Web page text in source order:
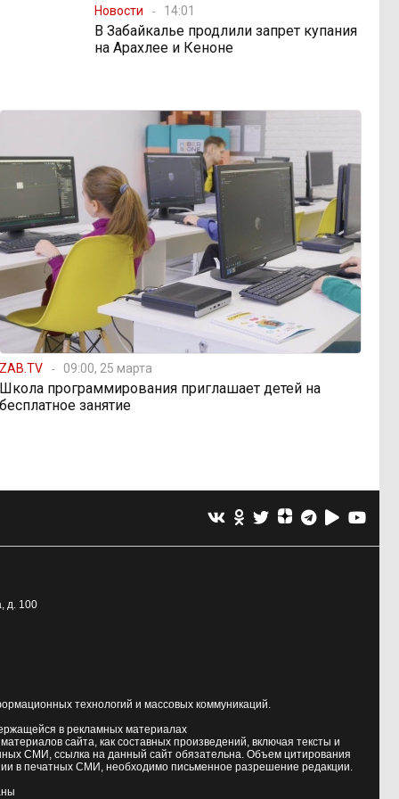
Новости 14:01
В Забайкалье продлили запрет купания
на Арахлее и Кеноне
ZAB.TV 09:00, 25 марта
Школа программирования приглашает детей на
бесплатное занятие
д. 100
технологий и массовых коммуникаций.
в рекламных материалах
сайта, как составных произведений, включая тексты и
СМИ, ссылка на данный сайт обязательна. Объем цитирования
в печатных СМИ, необходимо письменное разрешение редакции.